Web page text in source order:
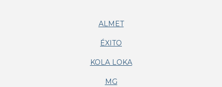
ALMET
ÉXITO
KOLA LOKA
MG